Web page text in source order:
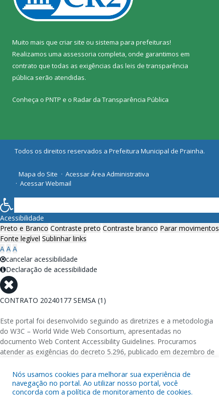
Muito mais que criar site ou sistema para prefeituras!
Realizamos uma assessoria completa, onde garantimos em
contrato que todas as exigências das leis de transparência
pública serão atendidas.
Conheça o PNTP e o Radar da Transparência Pública
Todos os direitos reservados a Prefeitura Municipal de Prainha.
Mapa do Site
Acessar Área Administrativa
Acessar Webmail
Nós usamos cookies para melhorar sua experiência de
navegação no portal. Ao utilizar nosso portal, você
concorda com a política de monitoramento de cookies.
Acessibilidade
Preto e Branco Contraste preto Contraste branco Parar movimentos
Fonte legível Sublinhar links
A A A
cancelar acessibilidade
Declaração de acessibilidade
CONTRATO 20240177 SEMSA (1)
Este portal foi desenvolvido seguindo as diretrizes e a metodologia
do W3C – World Wide Web Consortium, apresentadas no
documento Web Content Accessibility Guidelines. Procuramos
atender as exigências do decreto 5.296, publicado em dezembro de
eletrônicos da administração pública na rede mundial de
computadores para o uso das pessoas com necessidades especiais,
garantindo-lhes o pleno acesso aos conteúdos disponíveis.